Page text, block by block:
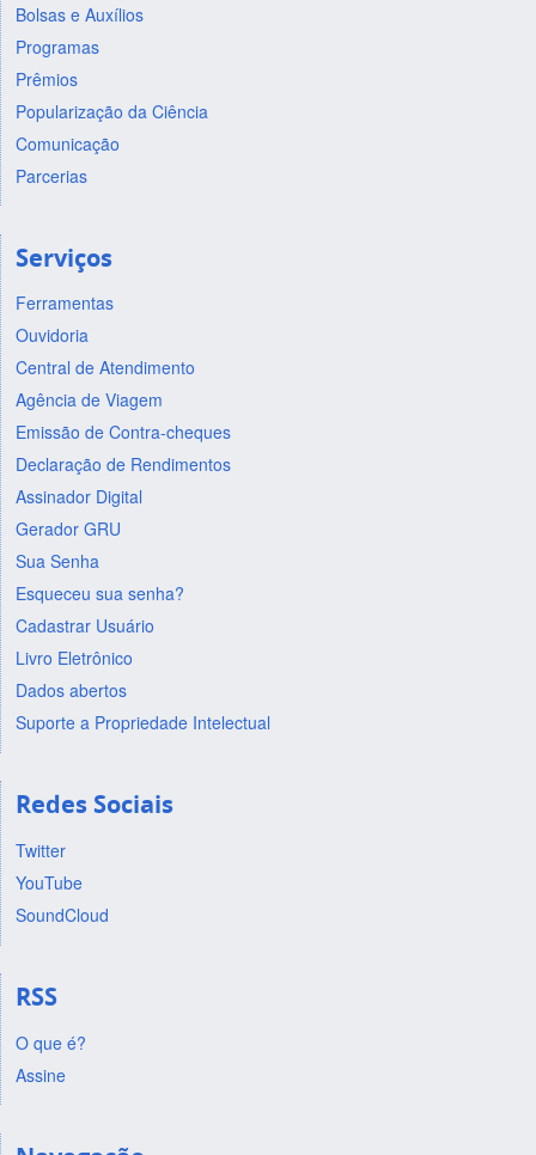
Bolsas e Auxílios
Programas
Prêmios
Popularização da Ciência
Comunicação
Parcerias
Serviços
Ferramentas
Ouvidoria
Central de Atendimento
Agência de Viagem
Emissão de Contra-cheques
Declaração de Rendimentos
Assinador Digital
Gerador GRU
Sua Senha
Esqueceu sua senha?
Cadastrar Usuário
Livro Eletrônico
Dados abertos
Suporte a Propriedade Intelectual
Redes Sociais
Twitter
YouTube
SoundCloud
RSS
O que é?
Assine